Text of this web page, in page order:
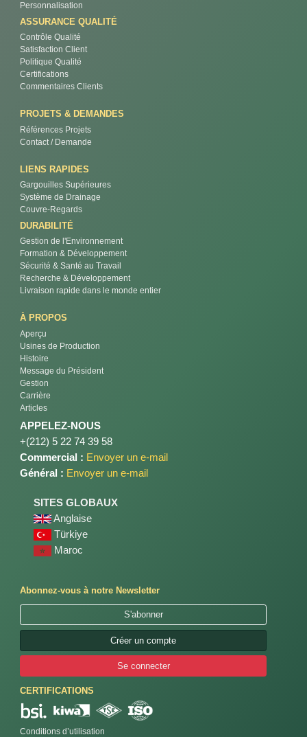
Personnalisation
ASSURANCE QUALITÉ
Contrôle Qualité
Satisfaction Client
Politique Qualité
Certifications
Commentaires Clients
PROJETS & DEMANDES
Références Projets
Contact / Demande
LIENS RAPIDES
Gargouilles Supérieures
Système de Drainage
Couvre-Regards
DURABILITÉ
Gestion de l'Environnement
Formation & Développement
Sécurité & Santé au Travail
Recherche & Développement
Livraison rapide dans le monde entier
À PROPOS
Aperçu
Usines de Production
Histoire
Message du Président
Gestion
Carrière
Articles
APPELEZ-NOUS
+(212) 5 22 74 39 58
Commercial : Envoyer un e-mail
Général : Envoyer un e-mail
SITES GLOBAUX
Anglaise
Türkiye
Maroc
Abonnez-vous à notre Newsletter
S'abonner
Créer un compte
Se connecter
CERTIFICATIONS
Conditions d’utilisation